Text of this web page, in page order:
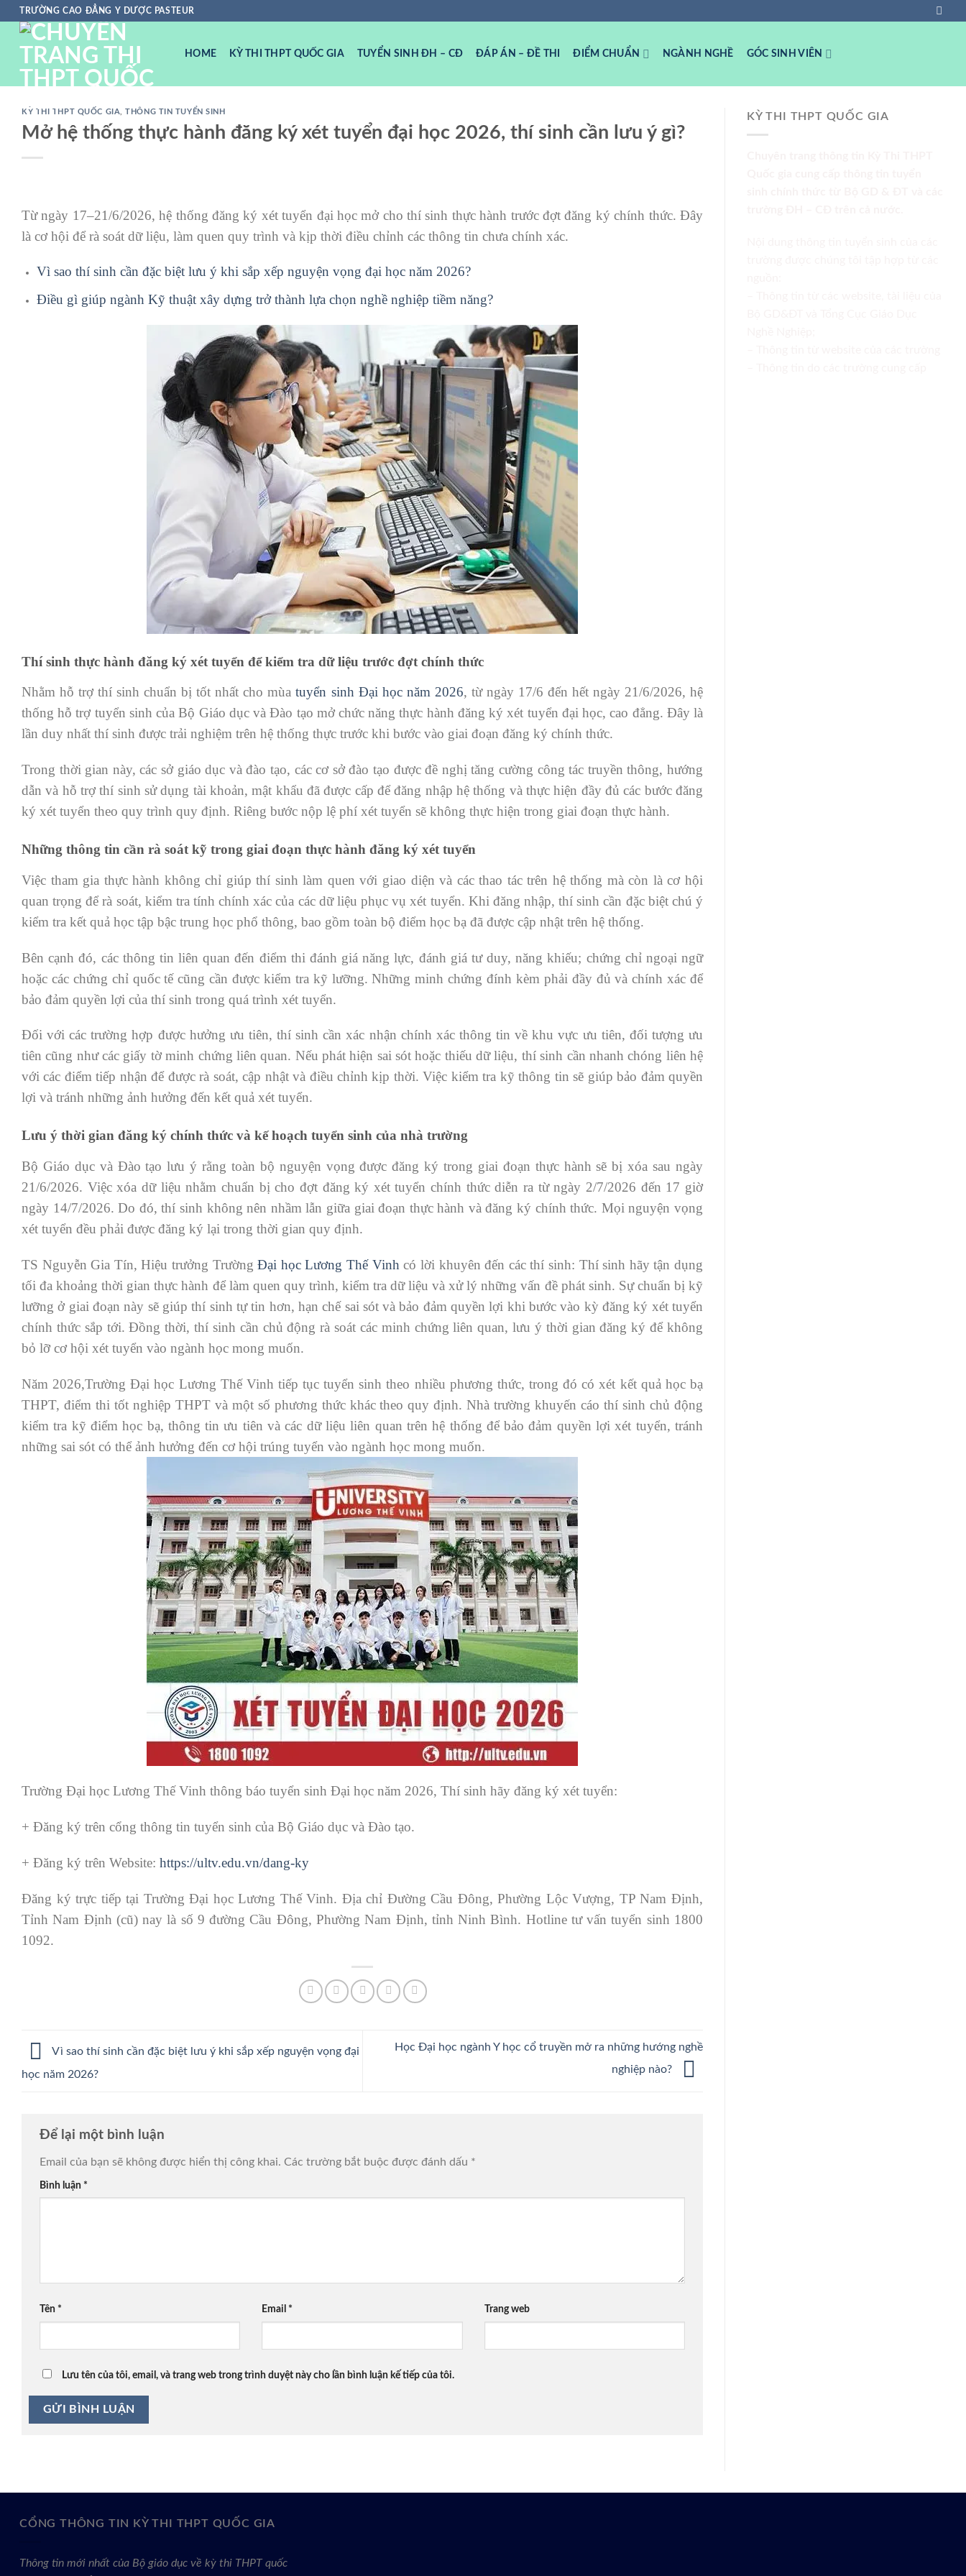
ChuyểnTRƯỜNG CAO ĐẲNG Y DƯỢC PASTEUR
HOME KỲ THI THPT QUỐC GIA TUYỂN SINH ĐH – CĐ ĐÁP ÁN – ĐỀ THI ĐIỂM CHUẨN NGÀNH NGHỀ GÓC SINH VIÊN
KỲ THI THPT QUỐC GIA ,THÔNG TIN TUYỂN SINH
Mở hệ thống thực hành đăng ký xét tuyển đại học 2026, thí sinh cần lưu ý gì?
Từ ngày 17–21/6/2026, hệ thống đăng ký xét tuyển đại học mở cho thí sinh thực hành trước đợt đăng ký chính thức. Đây
là cơ hội để rà soát dữ liệu, làm quen quy trình và kịp thời điều chỉnh các thông tin chưa chính xác.
Vì sao thí sinh cần đặc biệt lưu ý khi sắp xếp nguyện vọng đại học năm 2026?
Điều gì giúp ngành Kỹ thuật xây dựng trở thành lựa chọn nghề nghiệp tiềm năng?
Thí sinh thực hành đăng ký xét tuyển để kiểm tra dữ liệu trước đợt chính thức
Nhằm hỗ trợ thí sinh chuẩn bị tốt nhất cho mùatuyển sinh Đại học năm 2026, từ ngày 17/6 đến hết ngày 21/6/2026, hệ
thống hỗ trợ tuyển sinh của Bộ Giáo dục và Đào tạo mở chức năng thực hành đăng ký xét tuyển đại học, cao đẳng. Đây là
lần duy nhất thí sinh được trải nghiệm trên hệ thống thực trước khi bước vào giai đoạn đăng ký chính thức.
Trong thời gian này, các sở giáo dục và đào tạo, các cơ sở đào tạo được đề nghị tăng cường công tác truyền thông, hướng
dẫn và hỗ trợ thí sinh sử dụng tài khoản, mật khẩu đã được cấp để đăng nhập hệ thống và thực hiện đầy đủ các bước đăng
ký xét tuyển theo quy trình quy định. Riêng bước nộp lệ phí xét tuyển sẽ không thực hiện trong giai đoạn thực hành.
Những thông tin cần rà soát kỹ trong giai đoạn thực hành đăng ký xét tuyển
Việc tham gia thực hành không chỉ giúp thí sinh làm quen với giao diện và các thao tác trên hệ thống mà còn là cơ hội
quan trọng để rà soát, kiểm tra tính chính xác của các dữ liệu phục vụ xét tuyển. Khi đăng nhập, thí sinh cần đặc biệt chú ý
kiểm tra kết quả học tập bậc trung học phổ thông, bao gồm toàn bộ điểm học bạ đã được cập nhật trên hệ thống.
Bên cạnh đó, các thông tin liên quan đến điểm thi đánh giá năng lực, đánh giá tư duy, năng khiếu; chứng chỉ ngoại ngữ
hoặc các chứng chỉ quốc tế cũng cần được kiểm tra kỹ lưỡng. Những minh chứng đính kèm phải đầy đủ và chính xác để
bảo đảm quyền lợi của thí sinh trong quá trình xét tuyển.
Đối với các trường hợp được hưởng ưu tiên, thí sinh cần xác nhận chính xác thông tin về khu vực ưu tiên, đối tượng ưu
tiên cũng như các giấy tờ minh chứng liên quan. Nếu phát hiện sai sót hoặc thiếu dữ liệu, thí sinh cần nhanh chóng liên hệ
với các điểm tiếp nhận để được rà soát, cập nhật và điều chỉnh kịp thời. Việc kiểm tra kỹ thông tin sẽ giúp bảo đảm quyền
lợi và tránh những ảnh hưởng đến kết quả xét tuyển.
Lưu ý thời gian đăng ký chính thức và kế hoạch tuyển sinh của nhà trường
Bộ Giáo dục và Đào tạo lưu ý rằng toàn bộ nguyện vọng được đăng ký trong giai đoạn thực hành sẽ bị xóa sau ngày
21/6/2026. Việc xóa dữ liệu nhằm chuẩn bị cho đợt đăng ký xét tuyển chính thức diễn ra từ ngày 2/7/2026 đến 17 giờ
ngày 14/7/2026. Do đó, thí sinh không nên nhầm lẫn giữa giai đoạn thực hành và đăng ký chính thức. Mọi nguyện vọng
xét tuyển đều phải được đăng ký lại trong thời gian quy định.
TS Nguyễn Gia Tín, Hiệu trưởng TrườngĐại học Lương Thế Vinh có lời khuyên đến các thí sinh: Thí sinh hãy tận dụng
tối đa khoảng thời gian thực hành để làm quen quy trình, kiểm tra dữ liệu và xử lý những vấn đề phát sinh. Sự chuẩn bị kỹ
lưỡng ở giai đoạn này sẽ giúp thí sinh tự tin hơn, hạn chế sai sót và bảo đảm quyền lợi khi bước vào kỳ đăng ký xét tuyển
chính thức sắp tới. Đồng thời, thí sinh cần chủ động rà soát các minh chứng liên quan, lưu ý thời gian đăng ký để không
bỏ lỡ cơ hội xét tuyển vào ngành học mong muốn.
Năm 2026,Trường Đại học Lương Thế Vinh tiếp tục tuyển sinh theo nhiều phương thức, trong đó có xét kết quả học bạ
THPT, điểm thi tốt nghiệp THPT và một số phương thức khác theo quy định. Nhà trường khuyến cáo thí sinh chủ động
kiểm tra kỹ điểm học bạ, thông tin ưu tiên và các dữ liệu liên quan trên hệ thống để bảo đảm quyền lợi xét tuyển, tránh
những sai sót có thể ảnh hưởng đến cơ hội trúng tuyển vào ngành học mong muốn.
Trường Đại học Lương Thế Vinh thông báo tuyển sinh Đại học năm 2026, Thí sinh hãy đăng ký xét tuyển:
+ Đăng ký trên cổng thông tin tuyển sinh của Bộ Giáo dục và Đào tạo.
+ Đăng ký trên Website: https://ultv.edu.vn/dang-ky
Đăng ký trực tiếp tại Trường Đại học Lương Thế Vinh. Địa chỉ Đường Cầu Đông, Phường Lộc Vượng, TP Nam Định,
Tỉnh Nam Định (cũ) nay là số 9 đường Cầu Đông, Phường Nam Định, tỉnh Ninh Bình. Hotline tư vấn tuyển sinh 1800
1092.
Vì sao thí sinh cần đặc biệt lưu ý khi sắp xếp nguyện vọng đại
học năm 2026?
Học Đại học ngành Y học cổ truyền mở ra những hướng nghề
nghiệp nào?
Để lại một bình luận
Email của bạn sẽ không được hiển thị công khai. Các trường bắt buộc được đánh dấu *
Bình luận *
Tên * Email * Trang web
Lưu tên của tôi, email, và trang web trong trình duyệt này cho lần bình luận kế tiếp của tôi.
KỲ THI THPT QUỐC GIA
CỔNG THÔNG TIN KỲ THI THPT QUỐC GIA
Thông tin mới nhất của Bộ giáo dục về kỳ thi THPT quốc